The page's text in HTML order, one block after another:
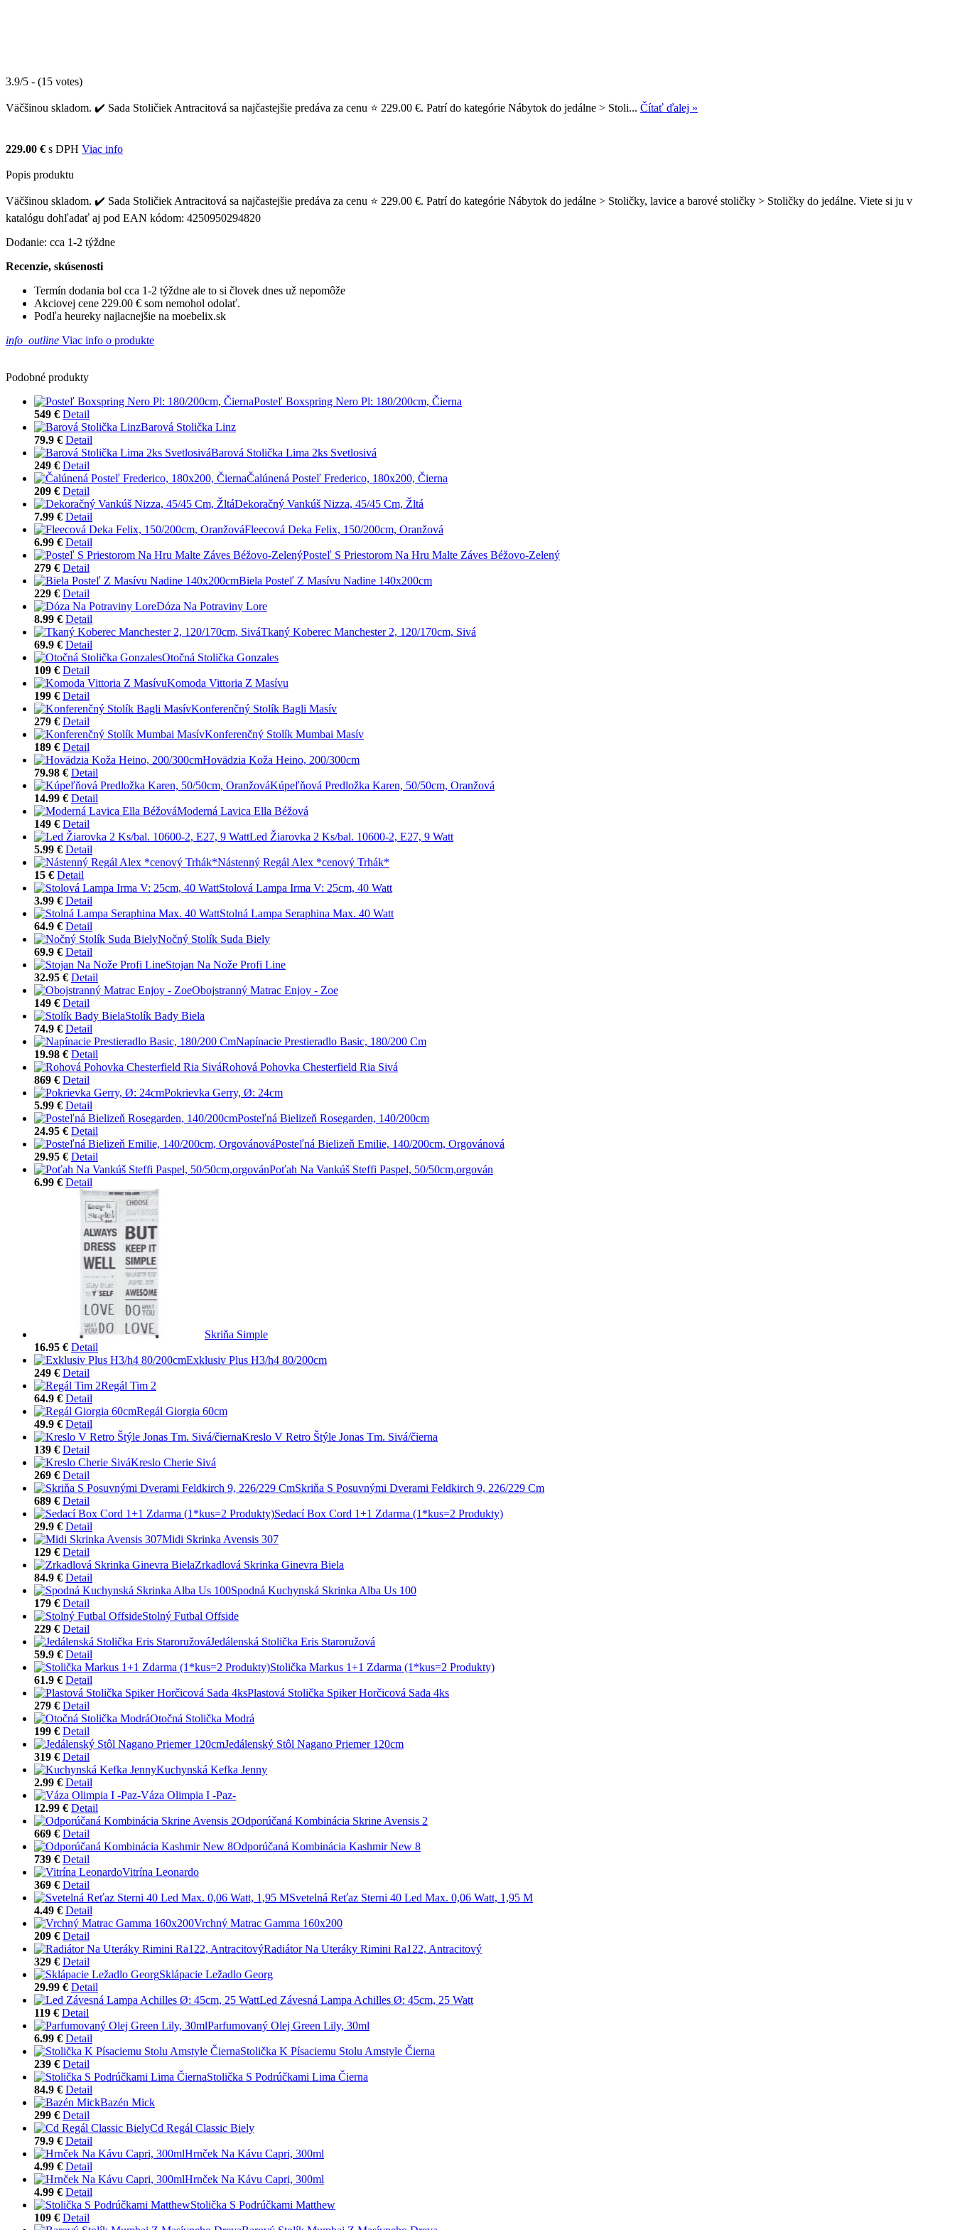
3.9/5 - (15 votes)
Väčšinou skladom. ✔️ Sada Stoličiek Antracitová sa najčastejšie predáva za cenu ⭐ 229.00 €. Patrí do kategórie Nábytok do jedálne > Stoli... Čítať ďalej »
229.00 € s DPH Viac info
Popis produktu
Väčšinou skladom. ✔️ Sada Stoličiek Antracitová sa najčastejšie predáva za cenu ⭐ 229.00 €. Patrí do kategórie Nábytok do jedálne > Stoličky, lavice a barové stoličky > Stoličky do jedálne. Viete si ju v
katalógu dohľadať aj pod EAN kódom: 4250950294820
Dodanie: cca 1-2 týždne
Recenzie, skúsenosti
Termín dodania bol cca 1-2 týždne ale to si človek dnes už nepomôže
Akciovej cene 229.00 € som nemohol odolať.
Podľa heureky najlacnejšie na moebelix.sk
info_outline Viac info o produkte
Podobné produkty
Posteľ Boxspring Nero Pl: 180/200cm, Čierna
549 € Detail
Barová Stolička Linz
79.9 € Detail
Barová Stolička Lima 2ks Svetlosivá
249 € Detail
Čalúnená Posteľ Frederico, 180x200, Čierna
209 € Detail
Dekoračný Vankúš Nizza, 45/45 Cm, Žltá
7.99 € Detail
Fleecová Deka Felix, 150/200cm, Oranžová
6.99 € Detail
Posteľ S Priestorom Na Hru Malte Záves Béžovo-Zelený
279 € Detail
Biela Posteľ Z Masívu Nadine 140x200cm
229 € Detail
Dóza Na Potraviny Lore
8.99 € Detail
Tkaný Koberec Manchester 2, 120/170cm, Sivá
69.9 € Detail
Otočná Stolička Gonzales
109 € Detail
Komoda Vittoria Z Masívu
199 € Detail
Konferenčný Stolík Bagli Masív
279 € Detail
Konferenčný Stolík Mumbai Masív
189 € Detail
Hovädzia Koža Heino, 200/300cm
79.98 € Detail
Kúpeľňová Predložka Karen, 50/50cm, Oranžová
14.99 € Detail
Moderná Lavica Ella Béžová
149 € Detail
Led Žiarovka 2 Ks/bal. 10600-2, E27, 9 Watt
5.99 € Detail
Nástenný Regál Alex *cenový Trhák*
15 € Detail
Stolová Lampa Irma V: 25cm, 40 Watt
3.99 € Detail
Stolná Lampa Seraphina Max. 40 Watt
64.9 € Detail
Nočný Stolík Suda Biely
69.9 € Detail
Stojan Na Nože Profi Line
32.95 € Detail
Obojstranný Matrac Enjoy - Zoe
149 € Detail
Stolík Bady Biela
74.9 € Detail
Napínacie Prestieradlo Basic, 180/200 Cm
19.98 € Detail
Rohová Pohovka Chesterfield Ria Sivá
869 € Detail
Pokrievka Gerry, Ø: 24cm
5.99 € Detail
Posteľná Bielizeň Rosegarden, 140/200cm
24.95 € Detail
Posteľná Bielizeň Emilie, 140/200cm, Orgovánová
29.95 € Detail
Poťah Na Vankúš Steffi Paspel, 50/50cm,orgován
6.99 € Detail
Skriňa Simple
16.95 € Detail
Exklusiv Plus H3/h4 80/200cm
249 € Detail
Regál Tim 2
64.9 € Detail
Regál Giorgia 60cm
49.9 € Detail
Kreslo V Retro Štýle Jonas Tm. Sivá/čierna
139 € Detail
Kreslo Cherie Sivá
269 € Detail
Skriňa S Posuvnými Dverami Feldkirch 9, 226/229 Cm
689 € Detail
Sedací Box Cord 1+1 Zdarma (1*kus=2 Produkty)
29.9 € Detail
Midi Skrinka Avensis 307
129 € Detail
Zrkadlová Skrinka Ginevra Biela
84.9 € Detail
Spodná Kuchynská Skrinka Alba Us 100
179 € Detail
Stolný Futbal Offside
229 € Detail
Jedálenská Stolička Eris Staroružová
59.9 € Detail
Stolička Markus 1+1 Zdarma (1*kus=2 Produkty)
61.9 € Detail
Plastová Stolička Spiker Horčicová Sada 4ks
279 € Detail
Otočná Stolička Modrá
199 € Detail
Jedálenský Stôl Nagano Priemer 120cm
319 € Detail
Kuchynská Kefka Jenny
2.99 € Detail
Váza Olimpia I -Paz-
12.99 € Detail
Odporúčaná Kombinácia Skrine Avensis 2
669 € Detail
Odporúčaná Kombinácia Kashmir New 8
739 € Detail
Vitrína Leonardo
369 € Detail
Svetelná Reťaz Sterni 40 Led Max. 0,06 Watt, 1,95 M
4.49 € Detail
Vrchný Matrac Gamma 160x200
209 € Detail
Radiátor Na Uteráky Rimini Ra122, Antracitový
329 € Detail
Sklápacie Ležadlo Georg
29.99 € Detail
Led Závesná Lampa Achilles Ø: 45cm, 25 Watt
119 € Detail
Parfumovaný Olej Green Lily, 30ml
6.99 € Detail
Stolička K Písaciemu Stolu Amstyle Čierna
239 € Detail
Stolička S Podrúčkami Lima Čierna
84.9 € Detail
Bazén Mick
299 € Detail
Cd Regál Classic Biely
79.9 € Detail
Hrnček Na Kávu Capri, 300ml
4.99 € Detail
Hrnček Na Kávu Capri, 300ml
4.99 € Detail
Stolička S Podrúčkami Matthew
109 € Detail